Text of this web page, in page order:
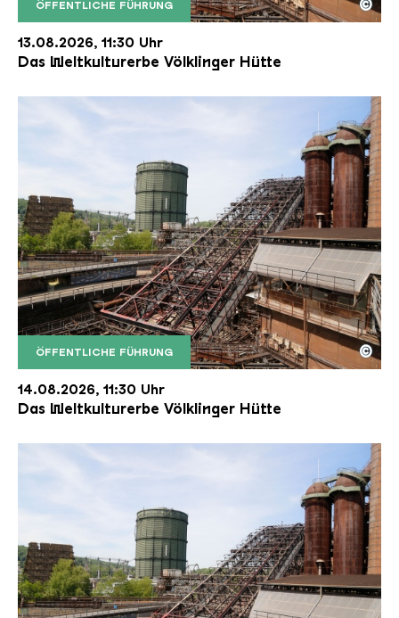
ÖFFENTLICHE FÜHRUNG
Der Erzschrägaufzug der Völklinger Hütte mit
Copyright: Weltkulturerbe Völklinger Hütte | Karl
©
13.08.2026, 11:30 Uhr
Das Weltkulturerbe Völklinger Hütte
ÖFFENTLICHE FÜHRUNG
Der Erzschrägaufzug der Völklinger Hütte mit
Copyright: Weltkulturerbe Völklinger Hütte | Karl
©
14.08.2026, 11:30 Uhr
Das Weltkulturerbe Völklinger Hütte